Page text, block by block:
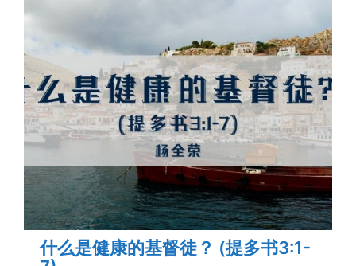
什么是健康的基督徒？ (提多书3:1-